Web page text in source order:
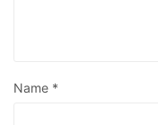
Name *